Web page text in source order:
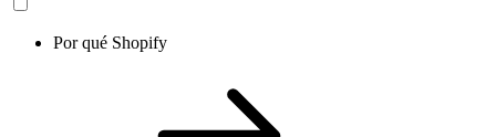
Por qué Shopify